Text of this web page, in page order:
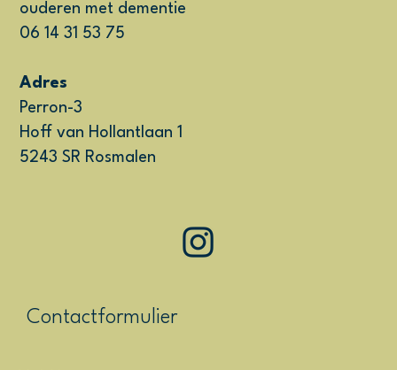
ouderen met dementie
06 14 31 53 75
Adres
Perron-3
Hoff van Hollantlaan 1
5243 SR Rosmalen
Contactformulier